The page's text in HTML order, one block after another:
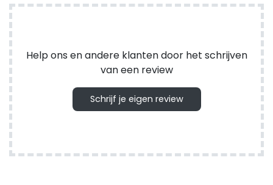
Help ons en andere klanten door het schrijven
van een review
Schrijf je eigen review